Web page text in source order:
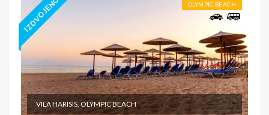
IZDVOJENO OLYMPIC BEACH
VILA HARISIS, OLYMPIC BEACH